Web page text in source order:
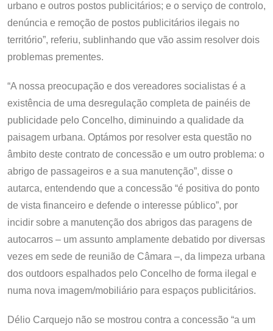
urbano e outros postos publicitários; e o serviço de controlo,
denúncia e remoção de postos publicitários ilegais no
território”, referiu, sublinhando que vão assim resolver dois
problemas prementes.
“A nossa preocupação e dos vereadores socialistas é a
existência de uma desregulação completa de painéis de
publicidade pelo Concelho, diminuindo a qualidade da
paisagem urbana. Optámos por resolver esta questão no
âmbito deste contrato de concessão e um outro problema: o
abrigo de passageiros e a sua manutenção”, disse o
autarca, entendendo que a concessão “é positiva do ponto
de vista financeiro e defende o interesse público”, por
incidir sobre a manutenção dos abrigos das paragens de
autocarros – um assunto amplamente debatido por diversas
vezes em sede de reunião de Câmara –, da limpeza urbana
dos outdoors espalhados pelo Concelho de forma ilegal e
numa nova imagem/mobiliário para espaços publicitários.
Délio Carquejo não se mostrou contra a concessão “a um